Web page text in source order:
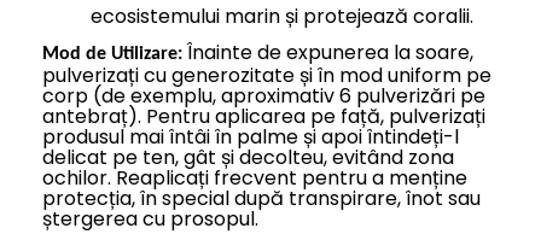
ecosistemului marin și protejează coralii.
Mod de Utilizare: Înainte de expunerea la soare,
pulverizați cu generozitate și în mod uniform pe
corp (de exemplu, aproximativ 6 pulverizări pe
antebraț). Pentru aplicarea pe față, pulverizați
produsul mai întâi în palme și apoi întindeți-l
delicat pe ten, gât și decolteu, evitând zona
ochilor. Reaplicați frecvent pentru a menține
protecția, în special după transpirare, înot sau
ștergerea cu prosopul.